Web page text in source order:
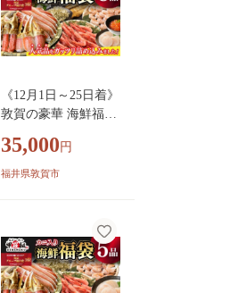
ット 海鮮 魚介 魚 カ
ニ かに えび エビ ほ
たて 帆立 甘えび イ
選】
《12月1日～25日着》
敦賀の豪華 海鮮福袋
【生ズワイポーショ
ン むきえび ホタテ
き干し 縞ほっけ開き
詰め合わせ セット 海
鮮 魚介 魚 カニ かに
えび エビ ほたて 帆
35,000 円
福井県敦賀市